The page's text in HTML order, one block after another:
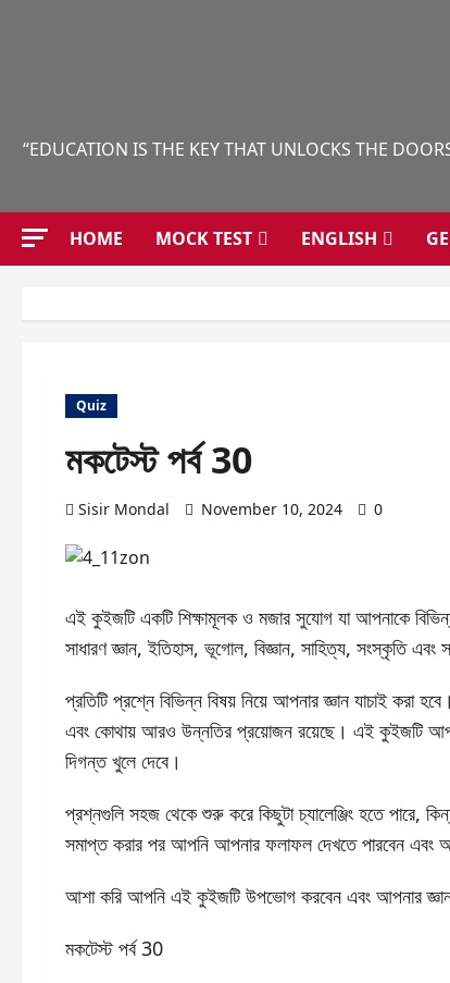
“EDUCATION IS THE KEY THAT UNLOCKS THE
HOME MOCK TEST ENGLISH
Quiz
মকটেস্ট পর্ব 30
Sisir Mondal November 10, 2024 0
এই কুইজটি একটি শিক্ষামূলক ও মজার সুযোগ যা আপনাকে
সাধারণ জ্ঞান, ইতিহাস, ভূগোল, বিজ্ঞান, সাহিত্য, সংস্কৃতি
প্রতিটি প্রশ্নে বিভিন্ন বিষয় নিয়ে আপনার জ্ঞান যাচাই
এবং কোথায় আরও উন্নতির প্রয়োজন রয়েছে। এই কুইজটি
দিগন্ত খুলে দেবে।
প্রশ্নগুলি সহজ থেকে শুরু করে কিছুটা চ্যালেঞ্জিং হতে পারে,
সমাপ্ত করার পর আপনি আপনার ফলাফল দেখতে পারবেন এবং
আশা করি আপনি এই কুইজটি উপভোগ করবেন এবং আপনার জ্ঞান
মকটেস্ট পর্ব 30